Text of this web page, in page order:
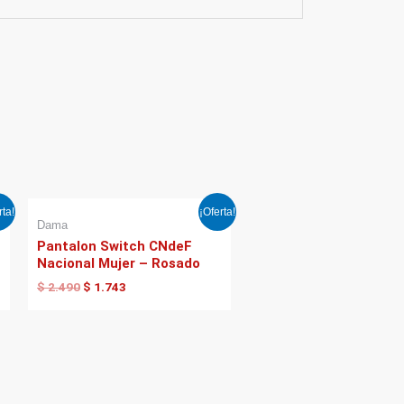
¡Oferta!
Dama
Pantalon Switch CNdeF
Nacional Mujer – Rosado
$2.490
era:
$ 2.490.
$ 1.743
es:
$ 1.743.